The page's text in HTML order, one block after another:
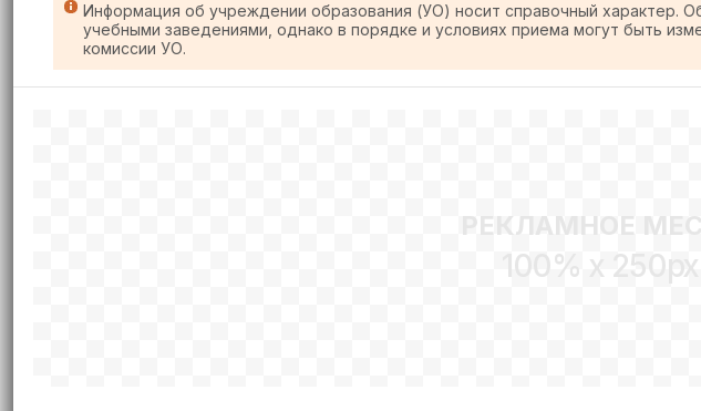
Информация об учреждении образования (УО) носит справочный характер.
учебными заведениями, однако в порядке и условиях приема могут быть
комиссии УО.
РЕКЛАМНОЕ
100% x 250px